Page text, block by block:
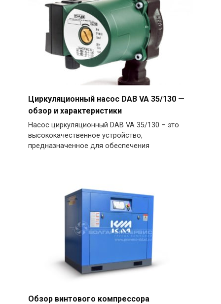
Циркуляционный насос DAB VA 35/130 —
обзор и характеристики
Насос циркуляционный DAB VA 35/130 – это
высококачественное устройство,
предназначенное для обеспечения
Обзор винтового компрессора